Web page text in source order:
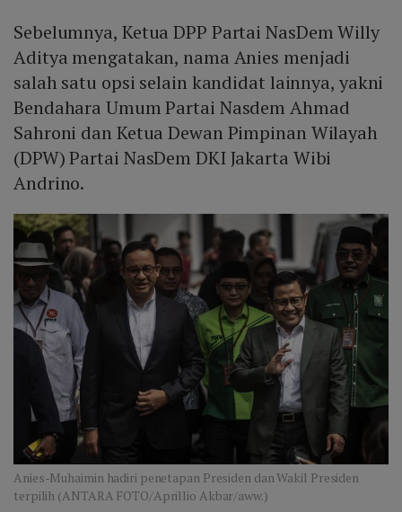
Sebelumnya, Ketua DPP Partai NasDem Willy
Aditya mengatakan, nama Anies menjadi
salah satu opsi selain kandidat lainnya, yakni
Bendahara Umum Partai Nasdem Ahmad
Sahroni dan Ketua Dewan Pimpinan Wilayah
(DPW) Partai NasDem DKI Jakarta Wibi
Andrino.
Anies-Muhaimin hadiri penetapan Presiden dan Wakil Presiden
terpilih (ANTARA FOTO/Aprillio Akbar/aww.)